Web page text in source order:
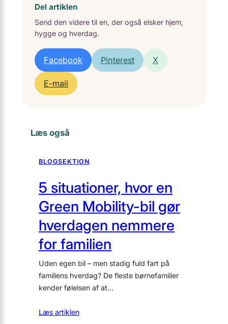
Del artiklen
Send den videre til en, der også elsker hjem,
hygge og hverdag.
Facebook Pinterest X
E-mail
Læs også
BLOGSEKTION
5 situationer, hvor en
Green Mobility-bil gør
hverdagen nemmere
for familien
Uden egen bil – men stadig fuld fart på
familiens hverdag? De fleste børnefamilier
kender følelsen af at…
Læs artiklen